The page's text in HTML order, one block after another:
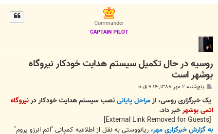
Commander
CAPTAIN PILOT
روسیه در حال تکمیل سیستم هدایت خودکار نیروگاه
بوشهر است
س
ت
پنج‌شنبه ۲ مهر ۱۳۸۸, ۹:۱۴ ق.ظ
یک خبرگزاری روسی، ازمراحل پایانینصب سیستم هدایت خودکار درنیروگاه
اتمی بوشهرخبر داد.
[External Link Removed for Guests]
به گزارش خبرگزاری مهر، ریانووستی به نقل از اطلاعیه کمپانی "اتم انرژو پروم"